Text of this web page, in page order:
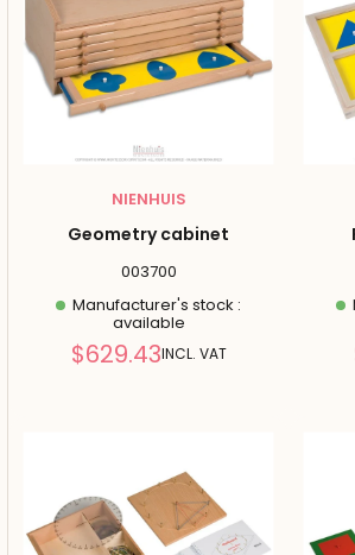
NIENHUIS
Geometry cabinet
003700
Manufacturer's stock :
available
Reduced
$629.43INCL. VAT